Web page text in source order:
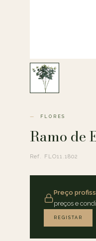
FLORES
Ramo de
Ref. FLO11.1802
Preço
preços e
REGISTAR